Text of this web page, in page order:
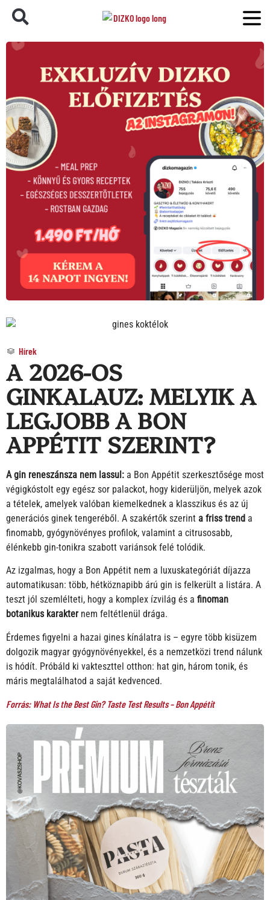
Hírek
A 2026-OS
GINKALAUZ: MELYIK A
LEGJOBB A BON
APPÉTIT SZERINT?
A gin reneszánsza nem lassul: a Bon Appétit szerkesztősége most
végigkóstolt egy egész sor palackot, hogy kiderüljön, melyek azok
a tételek, amelyek valóban kiemelkednek a klasszikus és az új
generációs ginek tengeréből. A szakértők szerint a friss trend a
finomabb, gyógynövényes profilok, valamint a citrusosabb,
élénkebb gin-tonikra szabott variánsok felé tolódik.
Az izgalmas, hogy a Bon Appétit nem a luxuskategóriát díjazza
automatikusan: több, hétköznapibb árú gin is felkerült a listára. A
teszt jól szemlélteti, hogy a komplex ízvilág és a finoman
botanikus karakternem feltétlenül drága.
Érdemes figyelni a hazai gines kínálatra is – egyre több kisüzem
dolgozik magyar gyógynövényekkel, és a nemzetközi trend nálunk
is hódít. Próbáld ki vakteszttel otthon: hat gin, három tonik, és
máris megtalálhatod a saját kedvenced.
Forrás: What Is the Best Gin? Taste Test Results – Bon Appétit